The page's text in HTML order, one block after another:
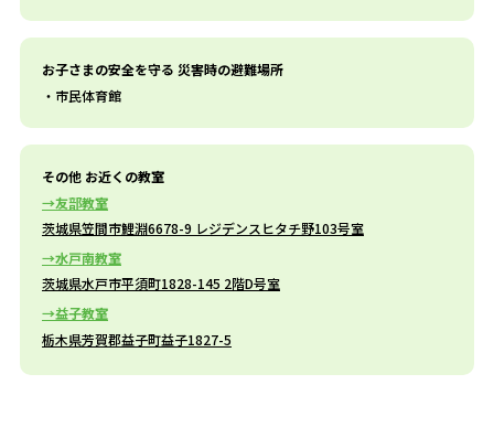
お子さまの安全を守る 災害時の避難場所
市民体育館
その他 お近くの教室
友部教室
茨城県笠間市鯉淵6678-9 レジデンスヒタチ野103号室
水戸南教室
茨城県水戸市平須町1828-145 2階D号室
益子教室
栃木県芳賀郡益子町益子1827-5